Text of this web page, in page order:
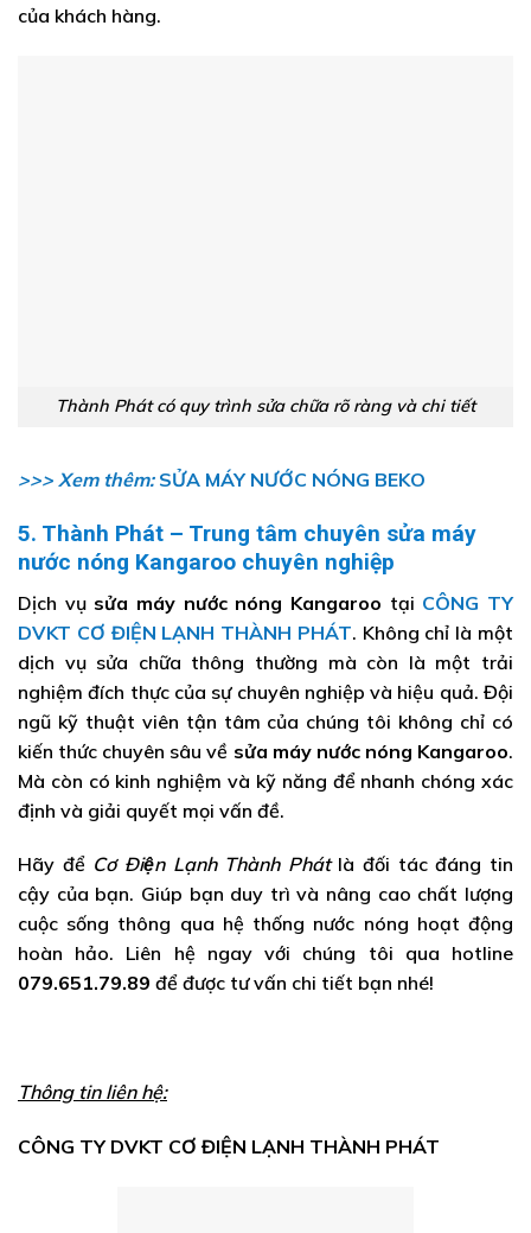
của khách hàng.
Thành Phát có quy trình sửa chữa rõ ràng và chi tiết
>>> Xem thêm: SỬA MÁY NƯỚC NÓNG BEKO
5. Thành Phát – Trung tâm chuyên sửa máy
nước nóng Kangaroo chuyên nghiệp
Dịch vụ sửa máy nước nóng Kangaroo tại CÔNG TY
DVKT CƠ ĐIỆN LẠNH THÀNH PHÁT. Không chỉ là một
dịch vụ sửa chữa thông thường mà còn là một trải
nghiệm đích thực của sự chuyên nghiệp và hiệu quả. Đội
ngũ kỹ thuật viên tận tâm của chúng tôi không chỉ có
kiến thức chuyên sâu về sửa máy nước nóng Kangaroo.
Mà còn có kinh nghiệm và kỹ năng để nhanh chóng xác
định và giải quyết mọi vấn đề.
Hãy để Cơ Điện Lạnh Thành Phát là đối tác đáng tin
cậy của bạn. Giúp bạn duy trì và nâng cao chất lượng
cuộc sống thông qua hệ thống nước nóng hoạt động
hoàn hảo. Liên hệ ngay với chúng tôi qua hotline
079.651.79.89 để được tư vấn chi tiết bạn nhé!
Thông tin liên hệ:
CÔNG TY DVKT CƠ ĐIỆN LẠNH THÀNH PHÁT